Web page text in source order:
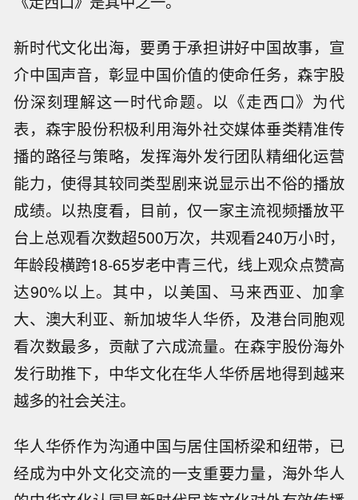
新时代文化出海，要勇于承担讲好中国故事，宣
介中国声音，彰显中国价值的使命任务，森宇股
份深刻理解这一时代命题。以《走西口》为代
表，森宇股份积极利用海外社交媒体垂类精准传
播的路径与策略，发挥海外发行团队精细化运营
能力，使得其较同类型剧来说显示出不俗的播放
成绩。以热度看，目前，仅一家主流视频播放平
台上总观看次数超500万次，共观看240万小时，
年龄段横跨18-65岁老中青三代，线上观众点赞高
达90%以上。其中，以美国、马来西亚、加拿
大、澳大利亚、新加坡华人华侨，及港台同胞观
看次数最多，贡献了六成流量。在森宇股份海外
发行助推下，中华文化在华人华侨居地得到越来
越多的社会关注。
华人华侨作为沟通中国与居住国桥梁和纽带，已
经成为中外文化交流的一支重要力量，海外华人